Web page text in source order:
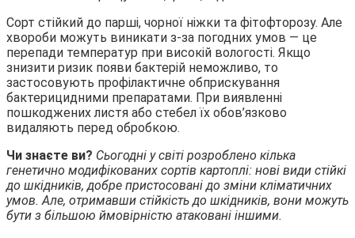
Сорт стійкий до парші, чорної ніжки та фітофторозу. Але
хвороби можуть виникати з-за погодних умов — це
перепади температур при високій вологості. Якщо
знизити ризик появи бактерій неможливо, то
застосовують профілактичне обприскування
бактерицидними препаратами. При виявленні
пошкоджених листя або стебел їх обов’язково
видаляють перед обробкою.
Чи знаєте ви? Сьогодні у світі розроблено кілька
генетично модифікованих сортів картоплі: нові види стійкі
до шкідників, добре пристосовані до зміни кліматичних
умов. Але, отримавши стійкість до шкідників, вони можуть
бути з більшою ймовірністю атаковані іншими.